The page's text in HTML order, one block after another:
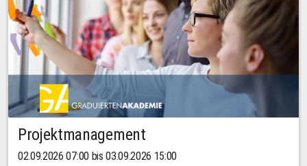
Projektmanagement
02.09.2026 07:00 bis 03.09.2026 15:00